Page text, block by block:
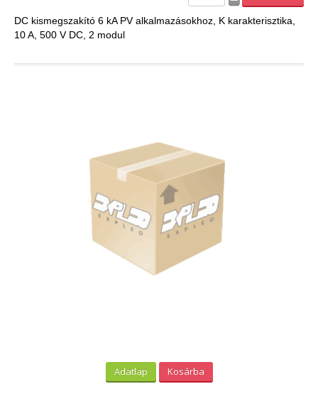
DC kismegszakító 6 kA PV alkalmazásokhoz, K karakterisztika,
10 A, 500 V DC, 2 modul
Adatlap Kosárba